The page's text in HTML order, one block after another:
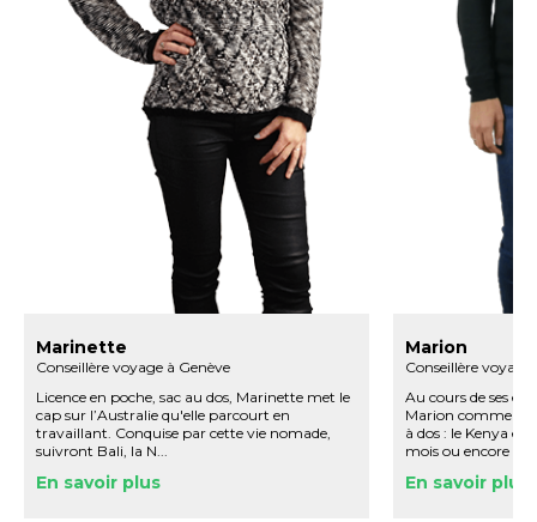
Marinette
Conseillère voyage à Genève
Licence en poche, sac au dos, Marinette met le
cap sur l’Australie qu'elle parcourt en
travaillant. Conquise par cette vie nomade,
suivront Bali, la N...
En savoir plus
Marion
Conseillère voyage
Au cours de ses
Marion
à dos : le Kenya
mois ou encore
En savoir plus